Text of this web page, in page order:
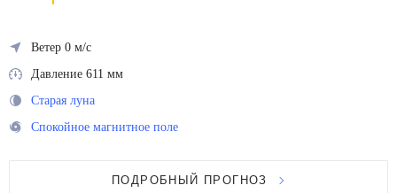
Ветер 0 м/с
Давление 611 мм
Старая луна
Спокойное магнитное поле
ПОДРОБНЫЙ ПРОГНОЗ